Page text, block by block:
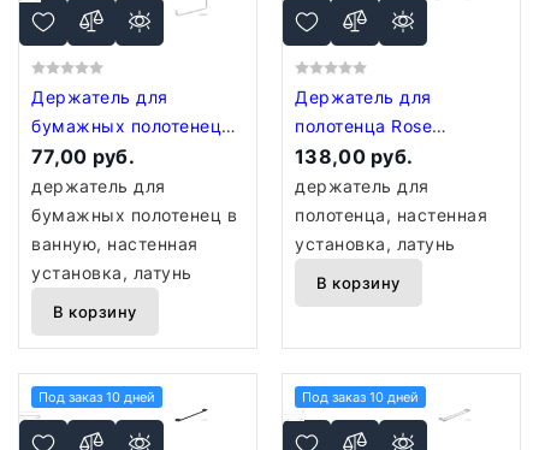
Держатель для
бумажных полотенец
Rose RG1806
77,00 руб.
держатель для
бумажных полотенец в
ванную, настенная
установка, латунь
В корзину
Держатель для
полотенца Rose
RG1817C
138,00 руб.
держатель для
полотенца, настенная
установка, латунь
В корзину
Под заказ 10 дней Под заказ 10 дней